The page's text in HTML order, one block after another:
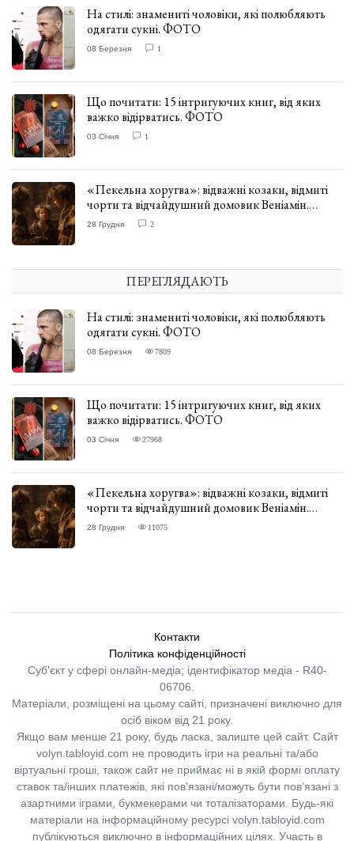
На стилі: знамениті чоловіки, які полюбляють
одягати сукні. ФОТО
08 Березня 1
Що почитати: 15 інтригуючих книг, від яких
важко відірватись. ФОТО
03 Січня 1
«Пекельна хоругва»: відважні козаки, відмиті
чорти та відчайдушний домовик Веніамін.
ВІДГУК
28 Грудня 2
ПЕРЕГЛЯДАЮТЬ
На стилі: знамениті чоловіки, які полюбляють
одягати сукні. ФОТО
08 Березня 7809
Що почитати: 15 інтригуючих книг, від яких
важко відірватись. ФОТО
03 Січня 27968
«Пекельна хоругва»: відважні козаки, відмиті
чорти та відчайдушний домовик Веніамін.
ВІДГУК
28 Грудня 11075
Контакти
Політика конфіденційності
Суб'єкт у сфері онлайн-медіа; ідентифікатор медіа - R40-
06706.
Матеріали, розміщені на цьому сайті, призначені виключно для
осіб віком від 21 року.
Якщо вам менше 21 року, будь ласка, залиште цей сайт. Сайт
volyn.tabloyid.com не проводить ігри на реальні та/або
віртуальні гроші, також сайт не приймає ні в якій формі оплату
ставок та/інших платежів, які пов’язані/можуть бути пов’язані з
азартними іграми, букмекерами чи тоталізаторами. Будь-які
матеріали на інформаційному ресурсі volyn.tabloyid.com
публікуються виключно в інформаційних цілях. Участь в